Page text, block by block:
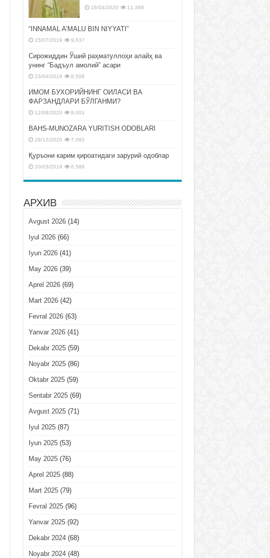
16/04/2020 11,369
“INNAMAL A’MALU BIN NIYYATI”
15/07/2019 9,637
Сирожиддин Ўший раҳматуллоҳи алайҳ ва
унинг “Бадъул амолий” асари
23/04/2019 8,506
ИМОМ БУХОРИЙНИНГ ОИЛАСИ ВА
ФАРЗАНДЛАРИ БЎЛГАНМИ?
12/08/2020 8,001
BAHS-MUNOZARA YURITISH ODOBLARI
29/12/2020 7,092
Қуръони карим қироатидаги зарурий одоблар
20/03/2019 6,586
АРХИВ
Avgust 2026(14)
Iyul 2026(66)
Iyun 2026(41)
May 2026(39)
Aprel 2026(69)
Mart 2026(42)
Fevral 2026(63)
Yanvar 2026(41)
Dekabr 2025(59)
Noyabr 2025(86)
Oktabr 2025(59)
Sentabr 2025(69)
Avgust 2025(71)
Iyul 2025(87)
Iyun 2025(53)
May 2025(76)
Aprel 2025(88)
Mart 2025(79)
Fevral 2025(96)
Yanvar 2025(92)
Dekabr 2024(68)
Noyabr 2024(48)